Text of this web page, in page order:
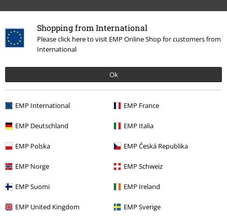
Shopping from International
Please click here to visit EMP Online Shop for customers from
International
Ok
EMP International EMP France
EMP Deutschland EMP Italia
EMP Polska EMP Česká Republika
EMP Norge EMP Schweiz
EMP Suomi EMP Ireland
EMP United Kingdom EMP Sverige
Frakr 329.95